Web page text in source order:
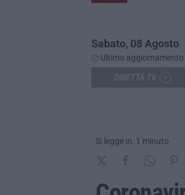
Sabato, 08 Agosto
Ultimo aggiornamento
Si legge in: 1 minuto